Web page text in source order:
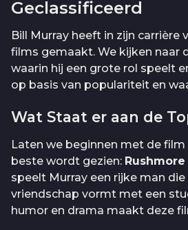
Geclassificeerd
Bill Murray heeft in zijn carrière
films gemaakt. We kijken naar
waarin hij een grote rol speelt
op basis van populariteit en
Wat Staat er aan de
Laten we beginnen met de film
beste wordt gezien: Rushmore
speelt Murray een rijke man
vriendschap vormt met een
humor en drama maakt deze